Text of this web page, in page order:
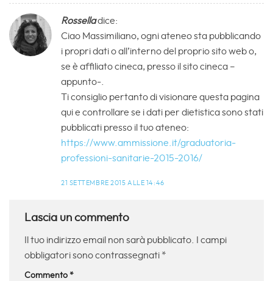
Rosselladice:
Ciao Massimiliano, ogni ateneo sta pubblicando
i propri dati o all’interno del proprio sito web o,
se è affiliato cineca, presso il sito cineca –
appunto-.
Ti consiglio pertanto di visionare questa pagina
qui e controllare se i dati per dietistica sono stati
pubblicati presso il tuo ateneo:
https://www.ammissione.it/graduatoria-
professioni-sanitarie-2015-2016/
21 SETTEMBRE 2015 ALLE 14:46
Lascia un commento
Il tuo indirizzo email non sarà pubblicato.
I campi
obbligatori sono contrassegnati *
Commento *